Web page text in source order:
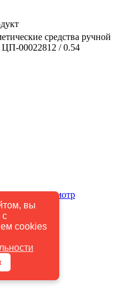
вы
с
cookies
средства ручной
ЦП-00022812 / 0.54
просмотр
150 руб.